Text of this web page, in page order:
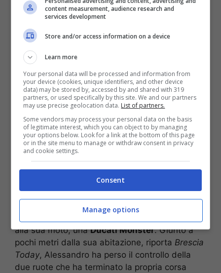
ragazzo
appartamento: donna muore in
Incidente nel cantiere dell’ospedale:
operaio cade da un’impalcatura e muore
Un incidente stradale a pochi metri da casa è
costato la vita ad un ragazzo. La tragedia ieri
pomeriggio,lunedì 3 aprile , a Levate, comune
della provincia di Bergamo. A perdere la vita
Alessandro Cristian Locatelli
residente in paese.
Intorno alle 17:30, dopo aver terminato il turno
di lavoro, in un’azienda di
Pontirolo Nuovo
giovane stava percorrendo
alla sua moto, unaDucati Monster. Giunto a
pochi metri dalla sua abitazione, riporta Brescia
Today, Alessandro ha perso il controllo della
due ruote che ha terminato la propria corsa
content measurement, audience research and
services development
Store and/or access information on a device
Learn more
Your personal data will be processed and information from
your device (cookies, unique identifiers, and other device
data) may be stored by, accessed by and shared with 319
partners, or used specifically by this site. We and our partners
may use precise geolocation data. List of partners.
Some vendors may process your personal data on the basis
of legitimate interest, which you can object to by managing
your options below. Look for a link at the bottom of this page
or in the site menu to manage or withdraw consent in privacy
and cookie settings.
Consent
Manage options